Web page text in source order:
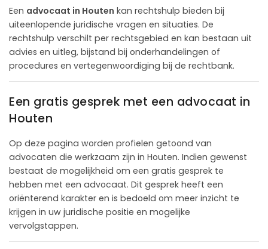
Een advocaat in Houten kan rechtshulp bieden bij
uiteenlopende juridische vragen en situaties. De
rechtshulp verschilt per rechtsgebied en kan bestaan uit
advies en uitleg, bijstand bij onderhandelingen of
procedures en vertegenwoordiging bij de rechtbank.
Een gratis gesprek met een advocaat in
Houten
Op deze pagina worden profielen getoond van
advocaten die werkzaam zijn in Houten. Indien gewenst
bestaat de mogelijkheid om een gratis gesprek te
hebben met een advocaat. Dit gesprek heeft een
oriënterend karakter en is bedoeld om meer inzicht te
krijgen in uw juridische positie en mogelijke
vervolgstappen.